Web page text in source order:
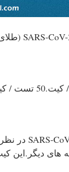
های دیگر.این